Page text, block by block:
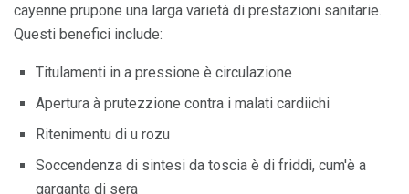
cayenne prupone una larga varietà di prestazioni sanitarie.
Questi benefici include:
Titulamenti in a pressione è circulazione
Apertura à prutezzione contra i malati cardiichi
Ritenimentu di u rozu
Soccendenza di sintesi da toscia è di friddi, cum'è a
garganta di sera